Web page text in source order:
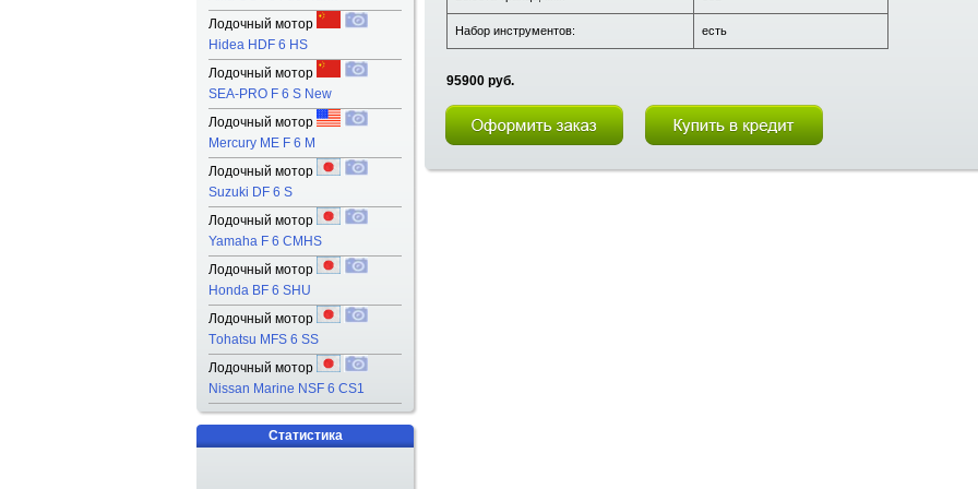
Набор инструментов: есть
95900 руб.
Лодочный мотор
Hidea HDF 6 HS
Лодочный мотор
SEA-PRO F 6 S New
Лодочный мотор
Mercury ME F 6 M
Лодочный мотор
Suzuki DF 6 S
Лодочный мотор
Yamaha F 6 CMHS
Лодочный мотор
Honda BF 6 SHU
Лодочный мотор
Тohatsu MFS 6 SS
Лодочный мотор
Nissan Marine NSF 6 CS1
Статистика